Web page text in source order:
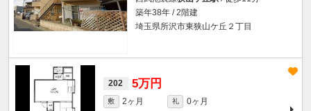
築年38年 / 2階建
埼玉県所沢市東狭山ケ丘２丁目
202 5万円
敷 2ヶ月 礼
0ヶ月